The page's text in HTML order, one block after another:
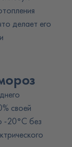
делает его
своей
-20°C без